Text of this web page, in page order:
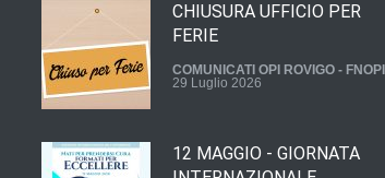
CHIUSURA UFFICIO PER
FERIE
COMUNICATI OPI ROVIGO - FNOPI
29 Luglio 2026
12 MAGGIO - GIORNATA